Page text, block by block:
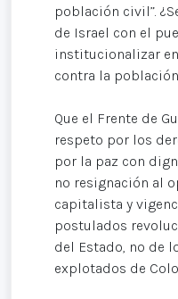
población civil”.
de Israel con el
institucionalizar
contra la
Que el Frente de
respeto por los
por la paz con
no resignación al
capitalista y
postulados
del Estado, no de
explotados de